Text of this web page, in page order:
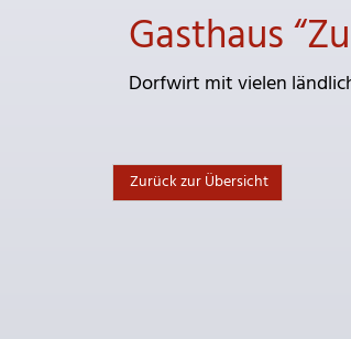
Gasthaus
Dorfwirt mit vielen
Zurück zur Übersicht